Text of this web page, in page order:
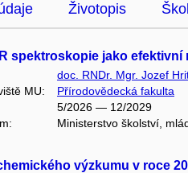
Životopis
spektroskopie jako
doc. RNDr. Mgr. Jozef
MU:
Přírodovědecká fakulta
5/2026 — 12/2029
Ministerstvo školství,
výzkumu v roce